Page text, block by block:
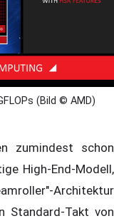
und
erwartet. Doch
(Bild © AMD)
zumindest schon
High-End-Modell,
Architektur
Standard-Takt von